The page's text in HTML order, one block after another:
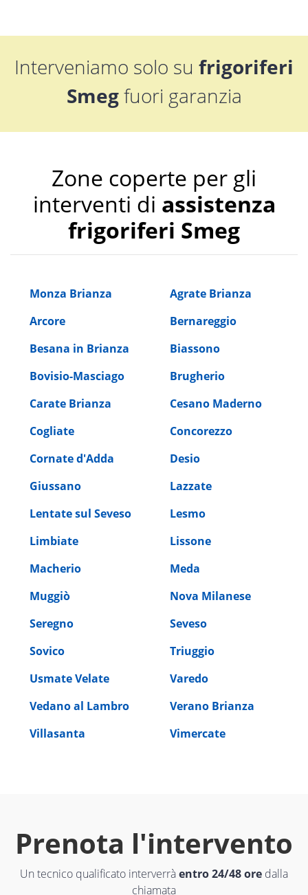
Interveniamo solo su frigoriferi
Smegfuori garanzia
Zone coperte per gli
interventi di assistenza
frigoriferi Smeg
Monza Brianza
Agrate Brianza
Arcore
Bernareggio
Besana in Brianza
Biassono
Bovisio-Masciago
Brugherio
Carate Brianza
Cesano Maderno
Cogliate
Concorezzo
Cornate d'Adda
Desio
Giussano
Lazzate
Lentate sul Seveso
Lesmo
Limbiate
Lissone
Macherio
Meda
Muggiò
Nova Milanese
Seregno
Seveso
Sovico
Triuggio
Usmate Velate
Varedo
Vedano al Lambro
Verano Brianza
Villasanta
Vimercate
Prenota l'intervento
Un tecnico qualificato interverràentro 24/48 ore dalla
chiamata